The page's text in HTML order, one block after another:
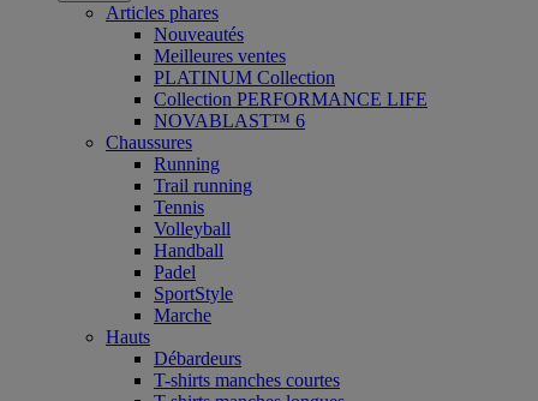
Articles phares
Nouveautés
Meilleures ventes
PLATINUM Collection
Collection PERFORMANCE LIFE
NOVABLAST™ 6
Chaussures
Running
Trail running
Tennis
Volleyball
Handball
Padel
SportStyle
Marche
Hauts
Débardeurs
T-shirts manches courtes